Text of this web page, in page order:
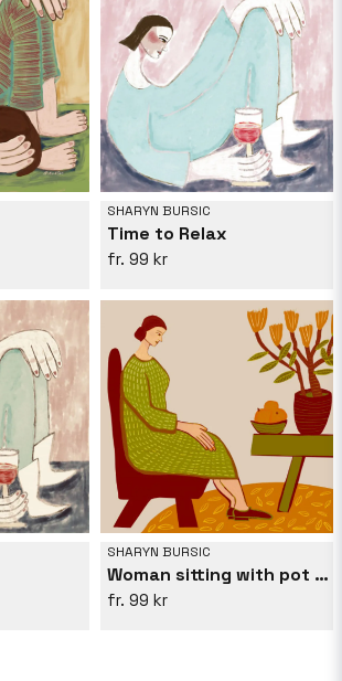
SHARYN BURSIC
Time to Relax
99 kr
SHARYN BURSIC
Woman sitting with pot plant
99 kr